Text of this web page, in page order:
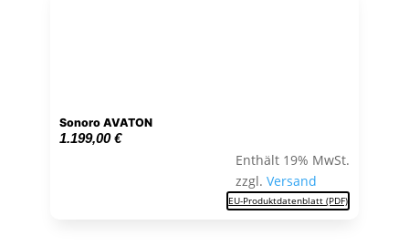
Sonoro AVATON
1.199,00€
Enthält 19% MwSt.
zzgl.Versand
EU-Produktdatenblatt (PDF)